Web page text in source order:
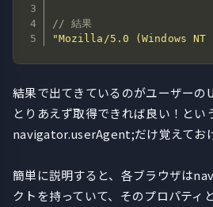
// 結果
"Mozilla/5.0 (Windows
結果で出てきているのがユーザーの
とりあえず取得できれば良い！とい
navigator.userAgent;だけ覚えてお
簡単に説明すると、各ブラウザは
クトを持っていて、そのプロパティ